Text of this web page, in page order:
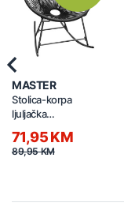
MASTER
Stolica-korpa
ljuljačka
71,95 KM
89,95 KM
Previous